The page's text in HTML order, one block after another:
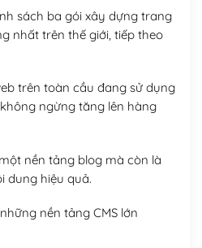
sách ba gói xây dựng trang
nhất trên thế giới, tiếp theo
trên toàn cầu đang sử dụng
ngừng tăng lên hàng
nền tảng blog mà còn là
dung hiệu quả.
nền tảng CMS lớn